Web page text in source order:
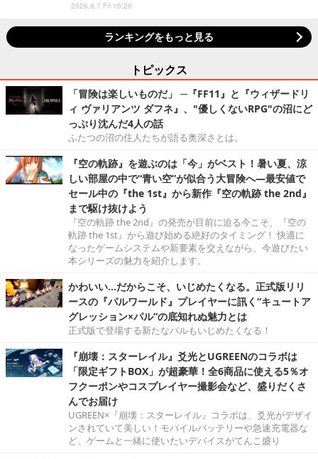
2026.8.7 Fri 16:20
ランキングをもっと見る
トピックス
「冒険は楽しいものだ」 ─『FF11』と『ウィザードリ
ィ ヴァリアンツ ダフネ』、"優しくないRPG"の沼にど
っぷり沈んだ4人の話
ふたつの沼の住人たちが語る奥深さとは。
『空の軌跡』を遊ぶのは「今」がベスト！暑い夏、涼
しい部屋の中で“青い空”が似合う大冒険へ―最安値で
セール中の『the 1st』から新作『空の軌跡 the 2nd』
まで駆け抜けよう
『空の軌跡 the 2nd』の発売が目前に迫る今こそ、『空の
軌跡 the 1st』から遊び始める絶好のタイミング！ 快適に
なったゲームシステムや新要素を交えながら、今遊びたい
本シリーズの魅力を紹介します。
かわいい…だからこそ、いじめたくなる。正式版リリ
ースの『パルワールド』プレイヤーに訊く“キュートア
グレッション×パル”の底知れぬ魅力とは
正式版で登場する新たなパルもいじめたくなる！
『崩壊：スターレイル』爻光とUGREENのコラボは
「限定ギフトBOX」が超豪華！全6商品に使える5％オ
フクーポンやコスプレイヤー撮影会など、盛りだくさ
んでお届け
UGREEN×『崩壊：スターレイル』コラボは、爻光がデザイ
ンされていて美しい！モバイルバッテリーや急速充電器な
ど、ゲームと一緒に使いたいデバイスがてんこ盛り